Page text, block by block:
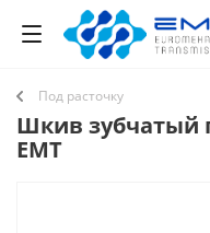
Под расточку
Шкив зубчатый
EMT